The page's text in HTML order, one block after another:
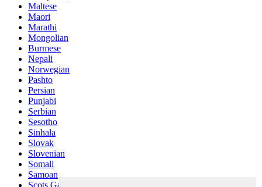
Maltese
Maori
Marathi
Mongolian
Burmese
Nepali
Norwegian
Pashto
Persian
Punjabi
Serbian
Sesotho
Sinhala
Slovak
Slovenian
Somali
Samoan
Scots Gaelic